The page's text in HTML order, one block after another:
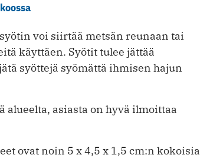
voi siirtää metsän reunaan tai
käyttäen. Syötit tulee jättää
syöttejä syömättä ihmisen hajun
alueelta, asiasta on hyvä ilmoittaa
ovat noin 5 x 4,5 x 1,5 cm:n kokoisia